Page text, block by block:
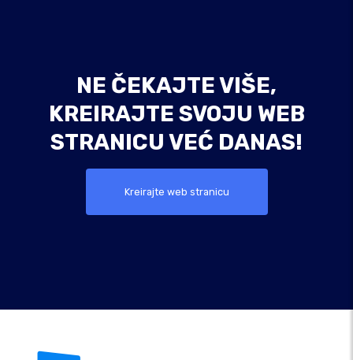
NE ČEKAJTE VIŠE,
KREIRAJTE SVOJU WEB
STRANICU VEĆ DANAS!
Kreirajte web stranicu